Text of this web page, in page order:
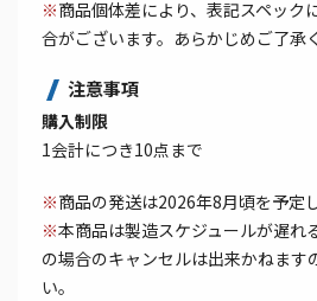
※商品個体差により、表記スペック
合がございます。あらかじめご了承
注意事項
購入制限
1会計につき10点まで
※商品の発送は2026年8月頃を予定
※本商品は製造スケジュールが遅れ
の場合のキャンセルは出来かねます
い。